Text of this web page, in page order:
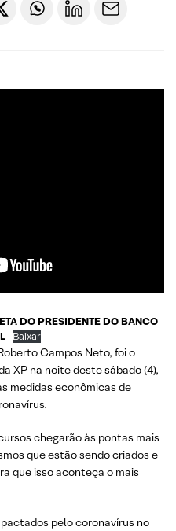
DO PRESIDENTE DO BANCO
Baixar
Campos Neto, foi o
XP na noite deste sábado (4),
medidas econômicas de
chegarão às pontas mais
que estão sendo criados e
que isso aconteça o mais
pelo coronavírus no